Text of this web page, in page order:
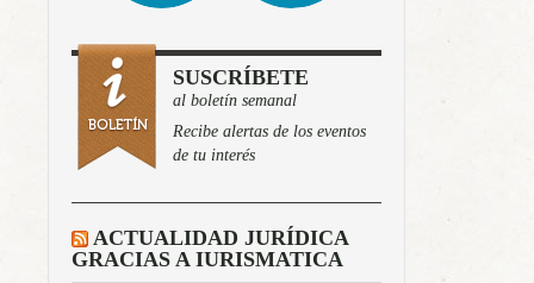
SUSCRÍBETE
al boletín semanal
Recibe alertas de los eventos
de tu interés
ACTUALIDAD JURÍDICA
GRACIAS A IURISMATICA